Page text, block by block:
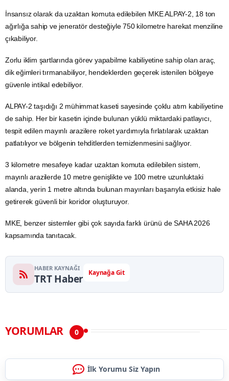
İnsansız olarak da uzaktan komuta edilebilen MKE ALPAY-2, 18 ton
ağırlığa sahip ve jeneratör desteğiyle 750 kilometre harekat menziline
çıkabiliyor.
Zorlu iklim şartlarında görev yapabilme kabiliyetine sahip olan araç,
dik eğimleri tırmanabiliyor, hendeklerden geçerek istenilen bölgeye
güvenle intikal edebiliyor.
ALPAY-2 taşıdığı 2 mühimmat kaseti sayesinde çoklu atım kabiliyetine
de sahip. Her bir kasetin içinde bulunan yüklü miktardaki patlayıcı,
tespit edilen mayınlı arazilere roket yardımıyla fırlatılarak uzaktan
patlatılıyor ve bölgenin tehditlerden temizlenmesini sağlıyor.
3 kilometre mesafeye kadar uzaktan komuta edilebilen sistem,
mayınlı arazilerde 10 metre genişlikte ve 100 metre uzunluktaki
alanda, yerin 1 metre altında bulunan mayınları başarıyla etkisiz hale
getirerek güvenli bir koridor oluşturuyor.
MKE, benzer sistemler gibi çok sayıda farklı ürünü de SAHA 2026
kapsamında tanıtacak.
HABER KAYNAĞI
TRT Haber Kaynağa Git
YORUMLAR 0
İlk Yorumu Siz Yapın